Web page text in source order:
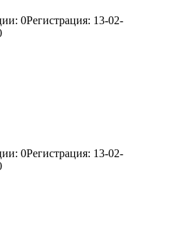
0Регистрация: 13-02-
0Регистрация: 13-02-